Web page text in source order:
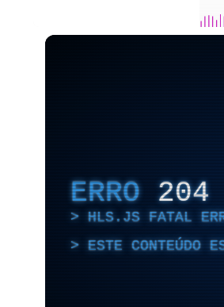
ERRO 204
HLS.JS FATAL
ESTE CONTEÚDO